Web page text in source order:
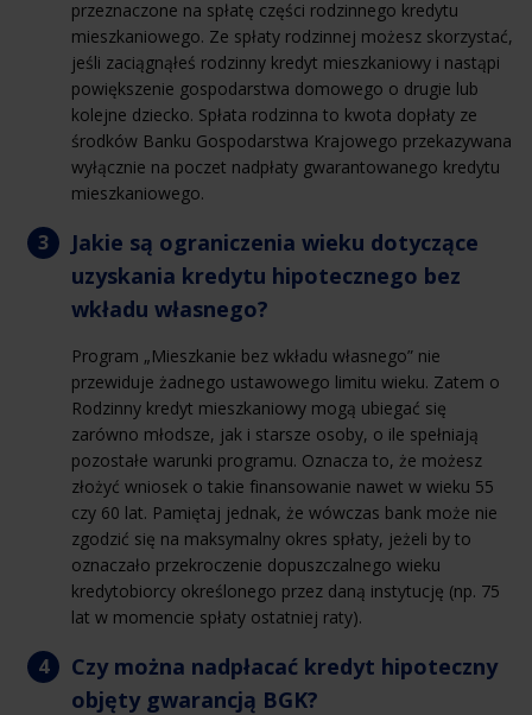
przeznaczone na spłatę części rodzinnego kredytu
mieszkaniowego. Ze spłaty rodzinnej możesz skorzystać,
jeśli zaciągnąłeś rodzinny kredyt mieszkaniowy i nastąpi
powiększenie gospodarstwa domowego o drugie lub
kolejne dziecko. Spłata rodzinna to kwota dopłaty ze
środków Banku Gospodarstwa Krajowego przekazywana
wyłącznie na poczet nadpłaty gwarantowanego kredytu
mieszkaniowego.
Jakie są ograniczenia wieku dotyczące
uzyskania kredytu hipotecznego bez
wkładu własnego?
Program „Mieszkanie bez wkładu własnego” nie
przewiduje żadnego ustawowego limitu wieku. Zatem o
Rodzinny kredyt mieszkaniowy mogą ubiegać się
zarówno młodsze, jak i starsze osoby, o ile spełniają
pozostałe warunki programu. Oznacza to, że możesz
złożyć wniosek o takie finansowanie nawet w wieku 55
czy 60 lat. Pamiętaj jednak, że wówczas bank może nie
zgodzić się na maksymalny okres spłaty, jeżeli by to
oznaczało przekroczenie dopuszczalnego wieku
kredytobiorcy określonego przez daną instytucję (np. 75
lat w momencie spłaty ostatniej raty).
Czy można nadpłacać kredyt hipoteczny
objęty gwarancją BGK?